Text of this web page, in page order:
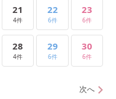
21
4件
22
6件
23
6件
28
4件
29
6件
30
6件
次へ